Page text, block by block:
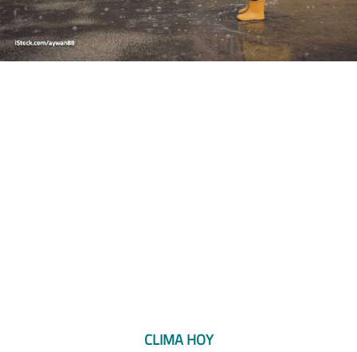
CLIMA HOY